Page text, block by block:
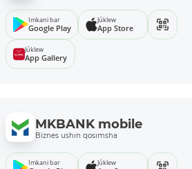
Imkani bar
Google Play
Júklew
App Store
Júklew
App Gallery
MKBANK mobile
Biznes ushın qosımsha
Imkani bar Júklew